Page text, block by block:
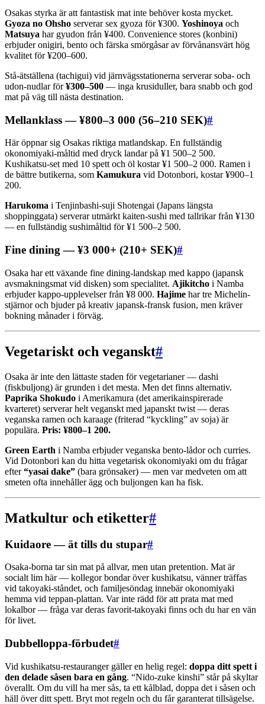
Osakas styrka är att fantastisk mat inte behöver kosta mycket.
Gyoza no Ohsho serverar sex gyoza för ¥300. Yoshinoya och
Matsuya har gyudon från ¥400. Convenience stores (konbini)
erbjuder onigiri, bento och färska smörgåsar av förvånansvärt hög
kvalitet för ¥200–600.
Stå-ätställena (tachigui) vid järnvägsstationerna serverar soba- och
udon-nudlar för¥300–500 — inga krusiduller, bara snabb och god
mat på väg till nästa destination.
Mellanklass — ¥800–3 000 (56–210 SEK)#
Här öppnar sig Osakas riktiga matlandskap. En fullständig
okonomiyaki-måltid med dryck landar på ¥1 500–2 500.
Kushikatsu-set med 10 spett och öl kostar ¥1 500–2 000. Ramen i
de bättre butikerna, som Kamukura vid Dotonbori, kostar ¥900–1
200.
Harukoma i Tenjinbashi-suji Shotengai (Japans längsta
shoppinggata) serverar utmärkt kaiten-sushi med tallrikar från ¥130
— en fullständig sushimåltid för ¥1 500–2 500.
Fine dining — ¥3 000+ (210+ SEK)#
Osaka har ett växande fine dining-landskap med kappo (japansk
avsmakningsmat vid disken) som specialitet. Ajikitcho i Namba
erbjuder kappo-upplevelser från ¥8 000. Hajime har tre Michelin-
stjärnor och bjuder på kreativ japansk-fransk fusion, men kräver
bokning månader i förväg.
Vegetariskt och veganskt#
Osaka är inte den lättaste staden för vegetarianer — dashi
(fiskbuljong) är grunden i det mesta. Men det finns alternativ.
Paprika Shokudo i Amerikamura (det amerikainspirerade
kvarteret) serverar helt veganskt med japanskt twist — deras
veganska ramen och karaage (friterad “kyckling” av soja) är
populära. Pris: ¥800–1 200.
Green Earth i Namba erbjuder veganska bento-lådor och curries.
Vid Dotonbori kan du hitta vegetarisk okonomiyaki om du frågar
efter“yasai dake” (bara grönsaker) — men var medveten om att
smeten ofta innehåller ägg och buljongen kan ha fisk.
Matkultur och etiketter#
Kuidaore — ät tills du stupar#
Osaka-borna tar sin mat på allvar, men utan pretention. Mat är
socialt lim här — kollegor bondar över kushikatsu, vänner träffas
vid takoyaki-ståndet, och familjesöndag innebär okonomiyaki
hemma vid teppan-plattan. Var inte rädd för att prata mat med
lokalbor — fråga var deras favorit-takoyaki finns och du har en vän
för livet.
Dubbelloppa-förbudet#
Vid kushikatsu-restauranger gäller en helig regel: doppa ditt spett i
den delade såsen bara en gång. “Nido-zuke kinshi” står på skyltar
överallt. Om du vill ha mer sås, ta ett kålblad, doppa det i såsen och
häll över ditt spett. Bryt mot regeln och du får garanterat tillsägelse.